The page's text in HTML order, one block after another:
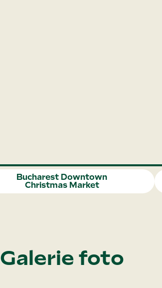
Bucharest Downtown
Christmas Market
Galerie foto